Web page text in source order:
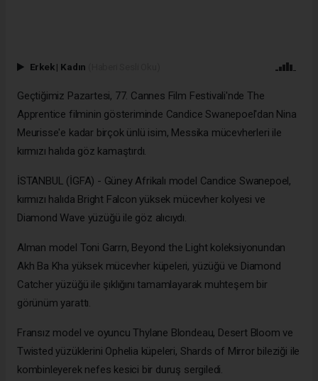
Erkek | Kadın
Geçtiğimiz Pazartesi, 77. Cannes Film Festivali'nde The
Apprentice filminin gösteriminde Candice Swanepoel'dan Nina
Meurisse'e kadar birçok ünlü isim, Messika mücevherleri ile
kırmızı halıda göz kamaştırdı.
İSTANBUL (İGFA) - Güney Afrikalı model Candice Swanepoel,
kırmızı halıda Bright Falcon yüksek mücevher kolyesi ve
Diamond Wave yüzüğü ile göz alıcıydı.
Alman model Toni Garrn, Beyond the Light koleksiyonundan
Akh Ba Kha yüksek mücevher küpeleri, yüzüğü ve Diamond
Catcher yüzüğü ile şıklığını tamamlayarak muhteşem bir
görünüm yarattı.
Fransız model ve oyuncu Thylane Blondeau, Desert Bloom ve
Twisted yüzüklerini Ophelia küpeleri, Shards of Mirror bileziği ile
kombinleyerek nefes kesici bir duruş sergiledi.